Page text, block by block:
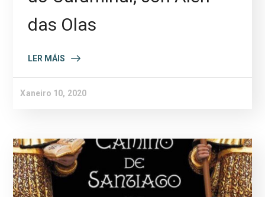
das Olas
LER MÁIS
Xaneiro 10, 2020